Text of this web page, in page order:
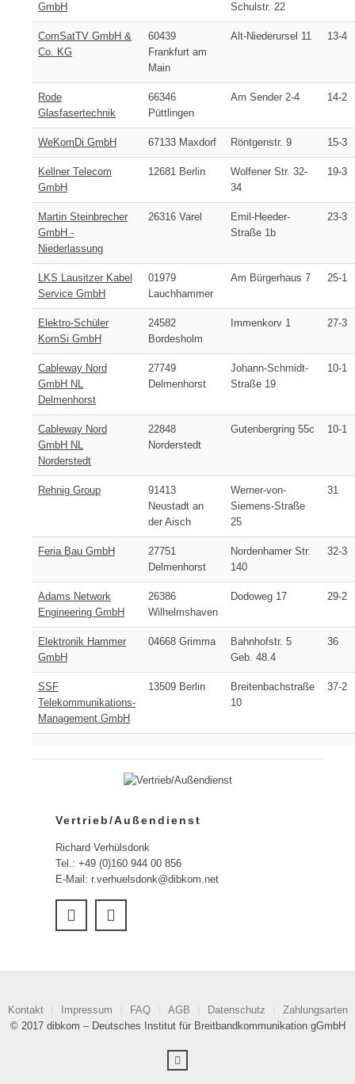
GmbH
Schulstr. 22
ComSatTV GmbH &
Co. KG
60439
Frankfurt am
Main
Alt-Niederursel 11 13-4
Rode
Glasfasertechnik
66346
Püttlingen
Am Sender 2-4 14-2
WeKomDi GmbH 67133 Maxdorf Röntgenstr. 9 15-3
Kellner Telecom
GmbH
12681 Berlin
Wolfener Str. 32-
34
19-3
Martin Steinbrecher
GmbH -
Niederlassung
26316 Varel
Emil-Heeder-
Straße 1b
23-3
LKS Lausitzer Kabel
Service GmbH
01979
Lauchhammer
Am Bürgerhaus 7 25-1
Elektro-Schüler
KomSi GmbH
24582
Bordesholm
Immenkorv 1 27-3
Cableway Nord
GmbH NL
Delmenhorst
27749
Delmenhorst
Johann-Schmidt-
Straße 19
10-1
Cableway Nord
GmbH NL
Norderstedt
22848
Norderstedt
Gutenbergring 55c 10-1
Rehnig Group
91413
Neustadt an
der Aisch
Werner-von-
Siemens-Straße
25
31
Feria Bau GmbH
27751
Delmenhorst
Nordenhamer Str.
140
32-3
Adams Network
Engineering GmbH
26386
Wilhelmshaven
Dodoweg 17 29-2
Elektronik Hammer
GmbH
04668 Grimma
Bahnhofstr. 5
Geb. 48.4
36
SSF
Telekommunikations-
Management GmbH
13509 Berlin
Breitenbachstraße
10
37-2
Vertrieb/Außendienst
Richard Verhülsdonk
Tel.: +49 (0)160 944 00 856
E-Mail: r.verhuelsdonk@dibkom.net
Kontakt Impressum FAQ AGB Datenschutz
Zahlungsarten
© 2017 dibkom – Deutsches Institut für Breitbandkommunikation gGmbH